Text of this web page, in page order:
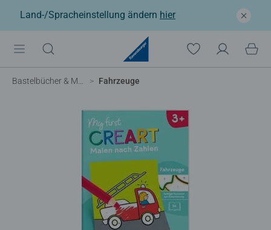
Land-/Spracheinstellung ändern hier
Bastelbücher & Malbücher Fahrzeuge